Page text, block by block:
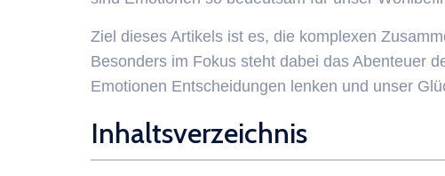
Ziel dieses Artikels ist es, die komplexen
Besonders im Fokus steht dabei das Abenteuer
Emotionen Entscheidungen lenken und unser
Inhaltsverzeichnis